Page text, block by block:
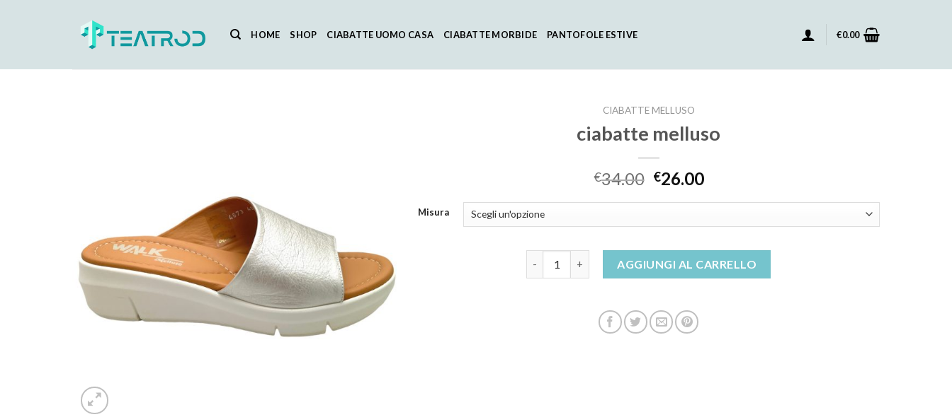
HOME SHOP CIABATTE UOMO CASA CIABATTE MORBIDE PANTOFOLE ESTIVE €0.00
CIABATTE MELLUSO
ciabatte melluso
€34.00 €26.00
Misura
AGGIUNGI AL CARRELLO